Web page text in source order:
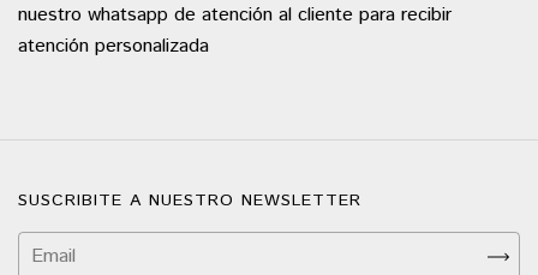
nuestro whatsapp de atención al cliente para recibir
atención personalizada
SUSCRIBITE A NUESTRO NEWSLETTER